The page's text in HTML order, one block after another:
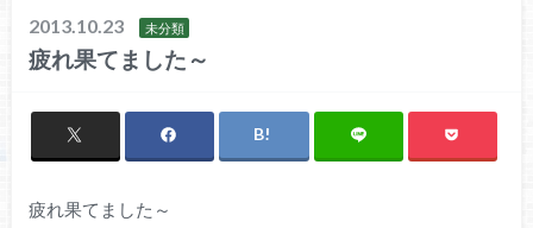
2013.10.23 未分類
疲れ果てました～
疲れ果てました～